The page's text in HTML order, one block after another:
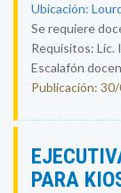
Ubicación:
Se requiere
Requisitos: Lic.
Escalafón
Publicación:
PARA